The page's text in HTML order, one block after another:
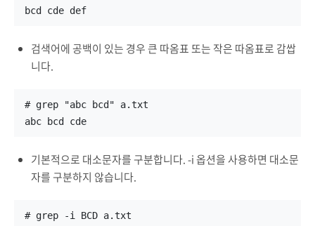
bcd cde def
검색어에 공백이 있는 경우 큰 따옴표 또는 작은 따옴표로 감쌉
니다.
# grep "abc bcd" a.txt
abc bcd cde
기본적으로 대소문자를 구분합니다. -i 옵션을 사용하면 대소문
자를 구분하지 않습니다.
# grep -i BCD a.txt